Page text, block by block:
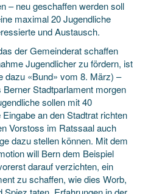
– neu geschaffen werden soll
maximal 20 Jugendliche
und Austausch.
der Gemeinderat schaffen
Jugendlicher zu fördern, ist
dazu «Bund» vom 8. März) –
Stadtparlament morgen
sollen mit 40
an den Stadtrat richten
Vorstoss im Ratssaal auch
dazu stellen können. Mit dem
will Bern dem Beispiel
darauf verzichten, ein
zu schaffen, wie dies Worb,